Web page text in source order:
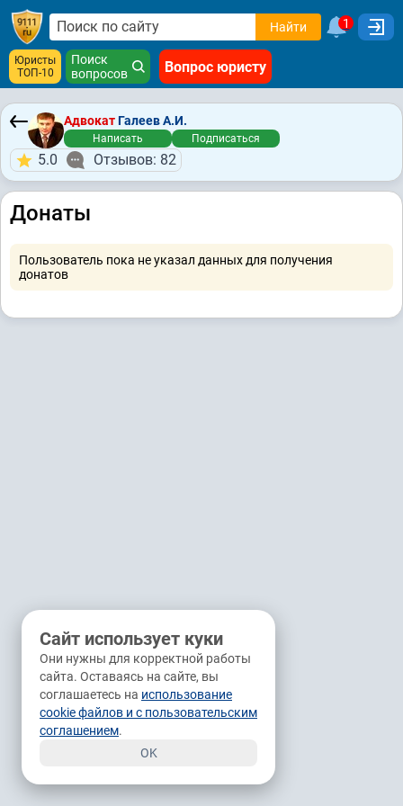
Найти 1
Юристы
ТОП-10
Поиск
вопросов
Вопрос юристу
Адвокат Галеев А.И.
Написать Подписаться
5.0 Отзывов: 82
Донаты
Пользователь пока не указал данных для получения
донатов
Сайт использует куки
Они нужны для корректной работы
сайта. Оставаясь на сайте, вы
соглашаетесь на использование
cookie файлов и с пользовательским
соглашением.
OK